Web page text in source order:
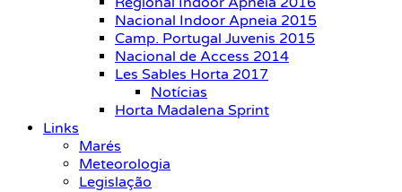
Nacional Indoor Apneia 2015
Camp. Portugal Juvenis 2015
Nacional de Access 2014
Les Sables Horta 2017
Notícias
Horta Madalena Sprint
Links
Marés
Meteorologia
Legislação